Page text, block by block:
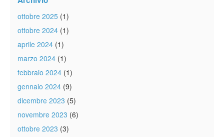
ottobre 2025 (1)
ottobre 2024 (1)
aprile 2024 (1)
marzo 2024 (1)
febbraio 2024 (1)
gennaio 2024 (9)
dicembre 2023 (5)
novembre 2023 (6)
ottobre 2023 (3)